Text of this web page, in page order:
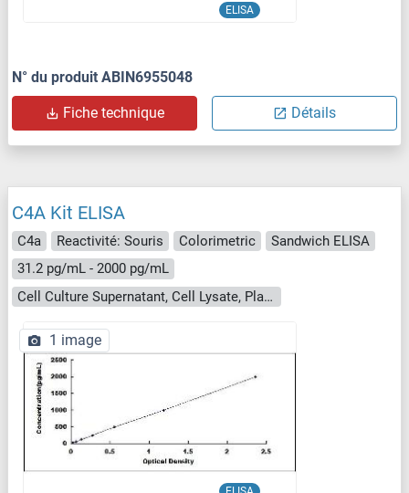
ELISA
N° du produit ABIN6955048
Fiche technique Détails
C4A Kit ELISA
C4a Reactivité: Souris Colorimetric
Sandwich ELISA
31.2 pg/mL - 2000 pg/mL
Cell Culture Supernatant, Cell Lysate, Plasma, Serum, Tissue Homogenate
1 image